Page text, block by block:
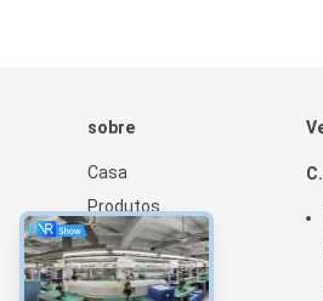
sobre
Casa
Produtos
Sobre nós
Notícia